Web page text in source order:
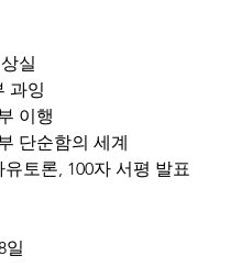
실
과잉
이행
단순함의 세계
유토론, 100자 서평 발표
일